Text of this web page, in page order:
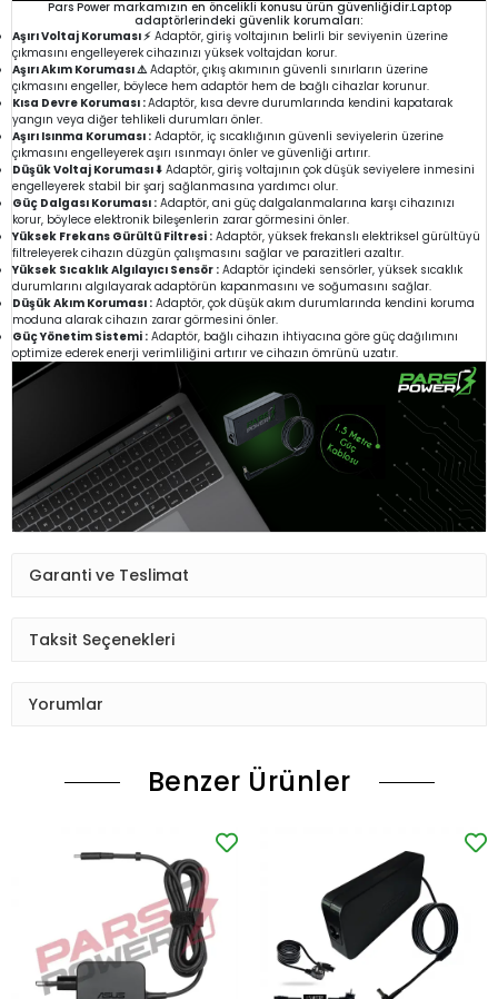
Pars Power markamızın en öncelikli konusu ürün güvenliğidir.Laptop
adaptörlerindeki güvenlik korumaları:
Aşırı Voltaj Koruması ⚡ Adaptör, giriş voltajının belirli bir seviyenin üzerine
çıkmasını engelleyerek cihazınızı yüksek voltajdan korur.
Aşırı Akım Koruması ⚠️Adaptör, çıkış akımının güvenli sınırların üzerine
çıkmasını engeller, böylece hem adaptör hem de bağlı cihazlar korunur.
Kısa Devre Koruması :Adaptör, kısa devre durumlarında kendini kapatarak
yangın veya diğer tehlikeli durumları önler.
Aşırı Isınma Koruması : Adaptör, iç sıcaklığının güvenli seviyelerin üzerine
çıkmasını engelleyerek aşırı ısınmayı önler ve güvenliği artırır.
Düşük Voltaj Koruması ⬇️ Adaptör, giriş voltajının çok düşük seviyelere inmesini
engelleyerek stabil bir şarj sağlanmasına yardımcı olur.
Güç Dalgası Koruması : Adaptör, ani güç dalgalanmalarına karşı cihazınızı
korur, böylece elektronik bileşenlerin zarar görmesini önler.
Yüksek Frekans Gürültü Filtresi : Adaptör, yüksek frekanslı elektriksel gürültüyü
filtreleyerek cihazın düzgün çalışmasını sağlar ve parazitleri azaltır.
Yüksek Sıcaklık Algılayıcı Sensör : Adaptör içindeki sensörler, yüksek sıcaklık
durumlarını algılayarak adaptörün kapanmasını ve soğumasını sağlar.
Düşük Akım Koruması : Adaptör, çok düşük akım durumlarında kendini koruma
moduna alarak cihazın zarar görmesini önler.
Güç Yönetim Sistemi : Adaptör, bağlı cihazın ihtiyacına göre güç dağılımını
optimize ederek enerji verimliliğini artırır ve cihazın ömrünü uzatır.
Garanti ve Teslimat
Taksit Seçenekleri
Yorumlar
Benzer Ürünler